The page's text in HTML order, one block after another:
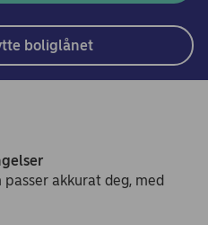
boliglånet
akkurat deg, med